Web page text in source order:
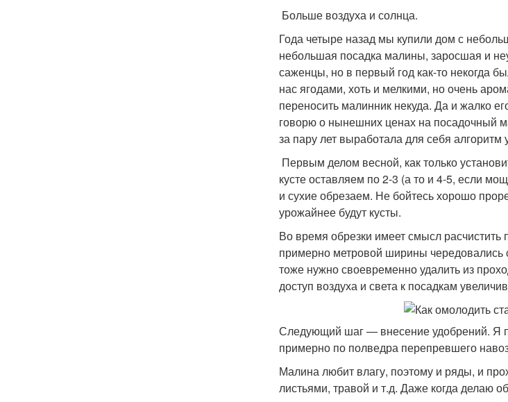
Больше воздуха и солнца.
Года четыре назад мы купили дом с
небольшая посадка малины, заросшая и
саженцы, но в первый год как-то некогда
нас ягодами, хоть и мелкими, но очень
переносить малинник некуда. Да и жалко
говорю о нынешних ценах на посадочный
за пару лет выработала для себя алгоритм
Первым делом весной, как только
кусте оставляем по 2-3 (а то и 4-5, если
и сухие обрезаем. Не бойтесь хорошо
урожайнее будут кусты.
Во время обрезки имеет смысл
примерно метровой ширины чередовались
тоже нужно своевременно удалить из
доступ воздуха и света к посадкам
Следующий шаг — внесение удобрений. Я
примерно по полведра перепревшего
Малина любит влагу, поэтому и ряды, и
листьями, травой и т.д. Даже когда делаю